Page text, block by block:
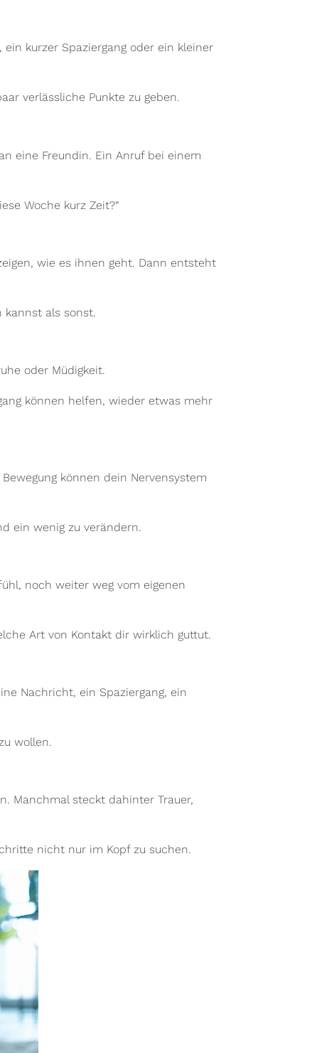
kurzer Spaziergang oder ein kleiner
verlässliche Punkte zu geben.
eine Freundin. Ein Anruf bei einem
Woche kurz Zeit?“
wie es ihnen geht. Dann entsteht
kannst als sonst.
oder Müdigkeit.
können helfen, wieder etwas mehr
können dein Nervensystem
ein wenig zu verändern.
noch weiter weg vom eigenen
Art von Kontakt dir wirklich guttut.
Nachricht, ein Spaziergang, ein
wollen.
Manchmal steckt dahinter Trauer,
nicht nur im Kopf zu suchen.